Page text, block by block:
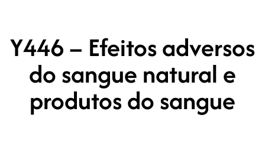
Y446 – Efeitos adversos
do sangue natural e
produtos do sangue